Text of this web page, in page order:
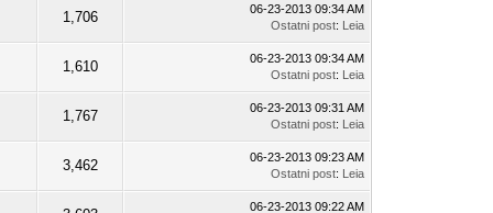
1,706
06-23-2013 09:34 AM
Ostatni post: Leia
1,610
06-23-2013 09:34 AM
Ostatni post: Leia
1,767
06-23-2013 09:31 AM
Ostatni post: Leia
3,462
06-23-2013 09:23 AM
Ostatni post: Leia
06-23-2013 09:22 AM